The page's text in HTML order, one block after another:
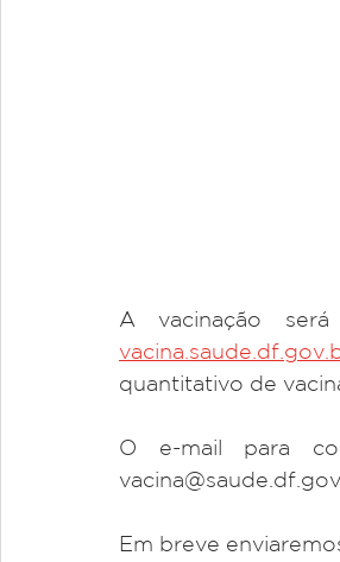
quantitativo de
O e-mail para
Em breve